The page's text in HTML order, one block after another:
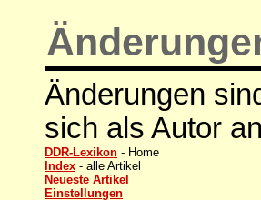
Änderungen
sich als Autor
DDR-Lexikon - Home
Index - alle Artikel
Neueste Artikel
Einstellungen